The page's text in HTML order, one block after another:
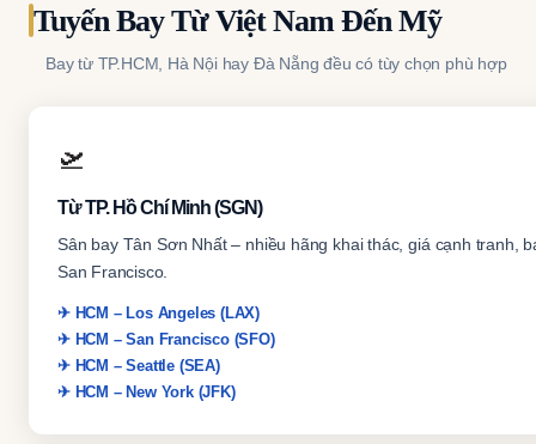
Tuyến Bay Từ Việt Nam Đến Mỹ
Bay từ TP.HCM, Hà Nội hay Đà Nẵng đều có tùy chọn phù hợp
🛫
Từ TP. Hồ Chí Minh (SGN)
Sân bay Tân Sơn Nhất – nhiều hãng khai thác, giá cạnh tranh,
San Francisco.
✈ HCM – Los Angeles (LAX)
✈ HCM – San Francisco (SFO)
✈ HCM – Seattle (SEA)
✈ HCM – New York (JFK)